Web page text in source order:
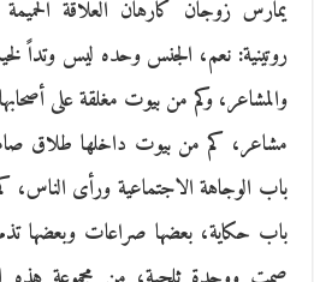
يمارس زوجان كارهان العلاقة
روتينية: نعم، الجنس وحده ليس وتداً
والمشاعر، وكم من بيوت مغلقة على
مشاعر، كم من بيوت داخلها طلاق
باب الوجاهة الاجتماعية ورأى
باب حكاية، بعضها صراعات وبعضها